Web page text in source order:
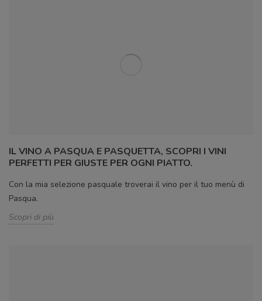
IL VINO A PASQUA E PASQUETTA, SCOPRI I VINI
PERFETTI PER GIUSTE PER OGNI PIATTO.
Con la mia selezione pasquale troverai il vino per il tuo menù di
Pasqua.
Scopri di più